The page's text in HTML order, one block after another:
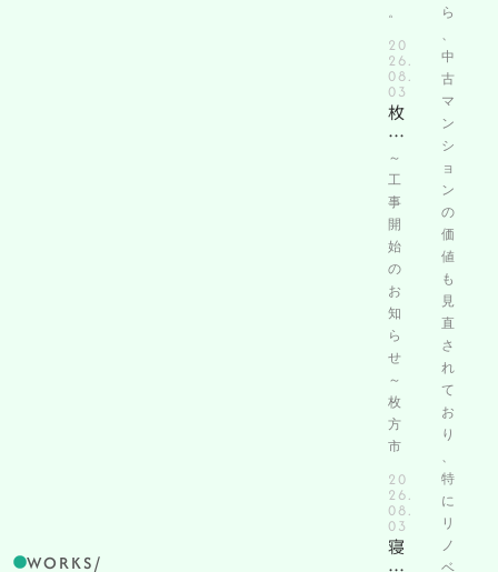
WORKS/
。
20
26.
08.
03
枚
方
市
楠
葉
美
咲
戸
建
て
リ
フ
ォ
ー
ム
事
着
工
～
工
事
開
始
の
お
知
ら
せ
～
枚
方
市
20
26.
08.
03
寝
ら
、
中
古
マ
ン
シ
ョ
ン
の
価
値
も
見
直
さ
れ
て
お
り
、
特
に
リ
ノ
ベ